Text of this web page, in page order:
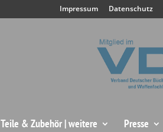
Impressum Datenschutz
Teile & Zubehör | weitere Presse